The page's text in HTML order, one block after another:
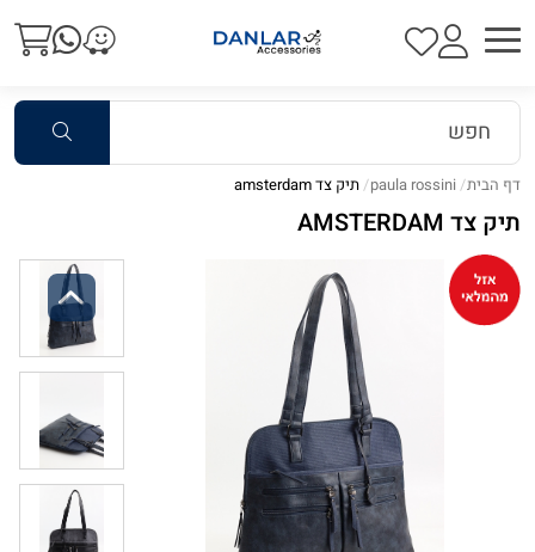
דף הבית paula rossini תיק צד amsterdam
תיק צד AMSTERDAM
Previous